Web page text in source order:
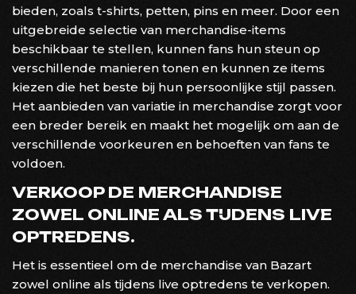
bieden, zoals t-shirts, petten, pins en meer. Door een
uitgebreide selectie van merchandise-items
beschikbaar te stellen, kunnen fans hun steun op
verschillende manieren tonen en kunnen ze items
kiezen die het beste bij hun persoonlijke stijl passen.
Het aanbieden van variatie in merchandise zorgt voor
een breder bereik en maakt het mogelijk om aan de
verschillende voorkeuren en behoeften van fans te
voldoen.
VERKOOP DE MERCHANDISE
ZOWEL ONLINE ALS TIJDENS LIVE
OPTREDENS.
Het is essentieel om de merchandise van Bazart
zowel online als tijdens live optredens te verkopen.